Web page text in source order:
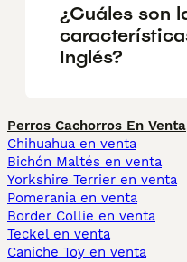
¿Cuáles son
Inglés?
Perros Cachorros En Venta
Chihuahua en venta
Bichón Maltés en venta
Yorkshire Terrier en venta
Pomerania en venta
Border Collie en venta
Teckel en venta
Caniche Toy en venta